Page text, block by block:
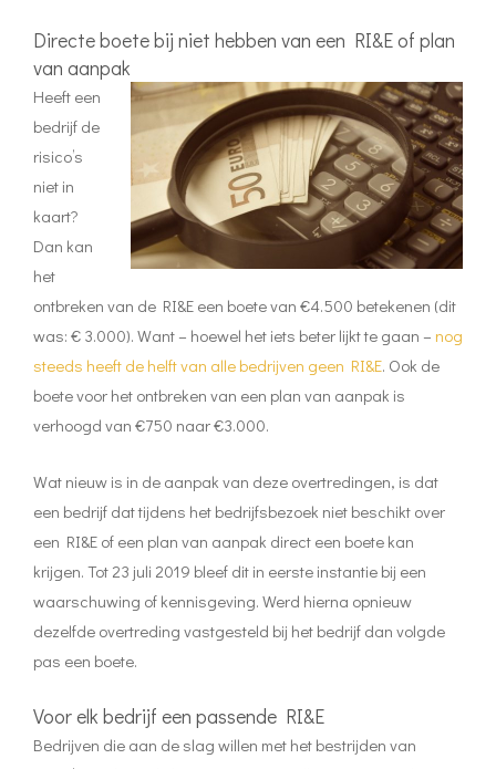
Directe boete bij niet hebben van een RI&E of plan
van aanpak
Heeft een
bedrijf de
risico’s
niet in
kaart?
Dan kan
het
ontbreken van de RI&E een boete van €4.500 betekenen (dit
was: € 3.000). Want – hoewel het iets beter lijkt te gaan – nog
steeds heeft de helft van alle bedrijven geen RI&E. Ook de
boete voor het ontbreken van een plan van aanpak is
verhoogd van €750 naar €3.000.
Wat nieuw is in de aanpak van deze overtredingen, is dat
een bedrijf dat tijdens het bedrijfsbezoek niet beschikt over
een RI&E of een plan van aanpak direct een boete kan
krijgen. Tot 23 juli 2019 bleef dit in eerste instantie bij een
waarschuwing of kennisgeving. Werd hierna opnieuw
dezelfde overtreding vastgesteld bij het bedrijf dan volgde
pas een boete.
Voor elk bedrijf een passende RI&E
Bedrijven die aan de slag willen met het bestrijden van